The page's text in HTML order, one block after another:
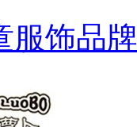
服饰品牌